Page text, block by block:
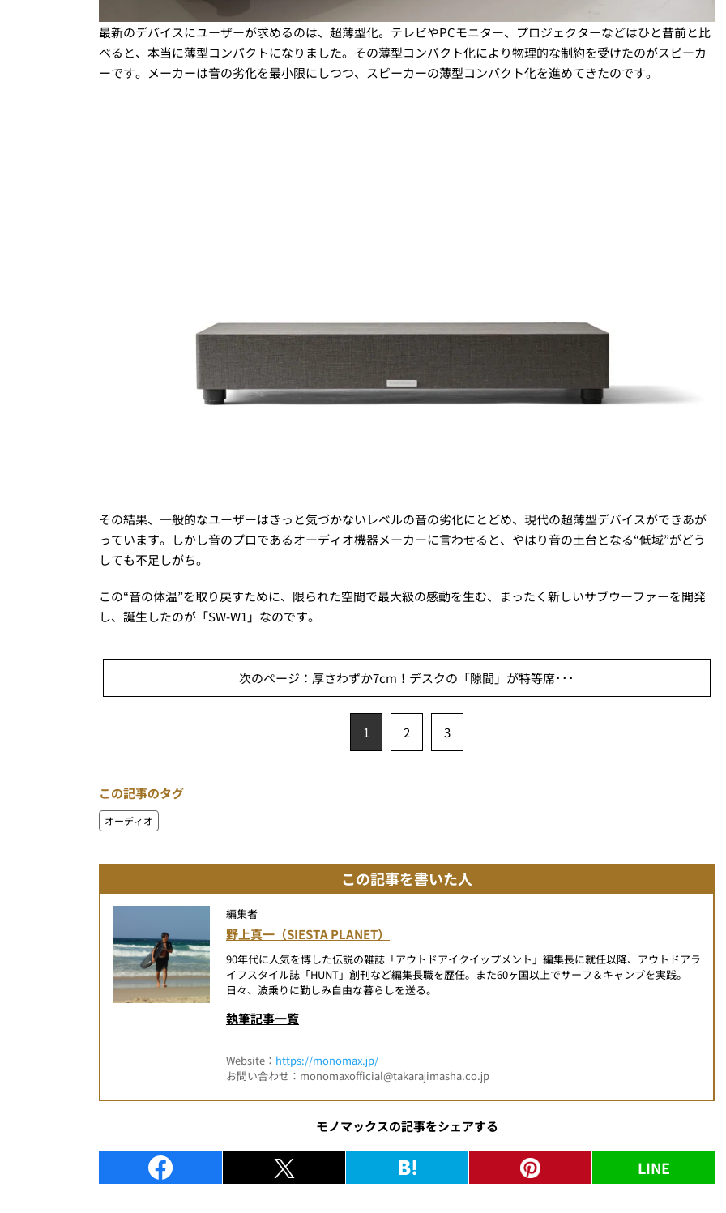
最新のデバイスにユーザーが求めるのは、超薄型化。テレビやPCモニター、プロジェクターなどはひと昔前と比
べると、本当に薄型コンパクトになりました。その薄型コンパクト化により物理的な制約を受けたのがスピーカ
ーです。メーカーは音の劣化を最小限にしつつ、スピーカーの薄型コンパクト化を進めてきたのです。
その結果、一般的なユーザーはきっと気づかないレベルの音の劣化にとどめ、現代の超薄型デバイスができあが
っています。しかし音のプロであるオーディオ機器メーカーに言わせると、やはり音の土台となる“低域”がどう
しても不足しがち。
この“音の体温”を取り戻すために、限られた空間で最大級の感動を生む、まったく新しいサブウーファーを開発
し、誕生したのが「SW-W1」なのです。
次のページ：厚さわずか7cm！デスクの「隙間」が特等席･･･
1 2 3
この記事のタグ
オーディオ
この記事を書いた人
編集者
野上真一（SIESTA PLANET）
90年代に人気を博した伝説の雑誌「アウトドアイクイップメント」編集長に就任以降、アウトドアラ
イフスタイル誌「HUNT」創刊など編集長職を歴任。また60ヶ国以上でサーフ＆キャンプを実践。
日々、波乗りに勤しみ自由な暮らしを送る。
執筆記事一覧
Website： https://monomax.jp/
お問い合わせ：monomaxofficial@takarajimasha.co.jp
モノマックスの記事をシェアする
LINE